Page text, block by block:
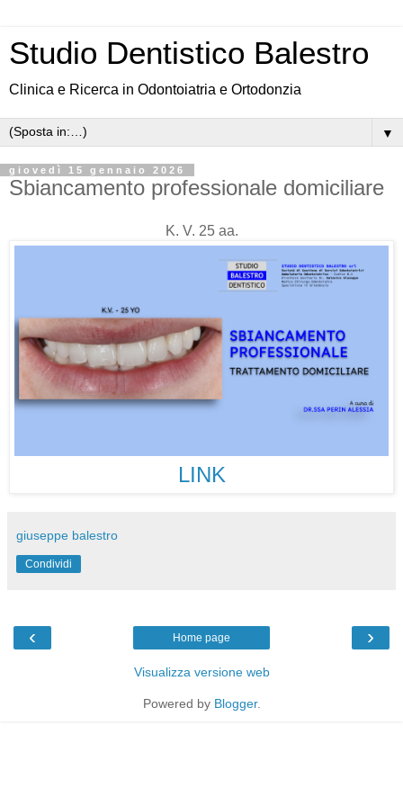
Studio Dentistico Balestro
Clinica e Ricerca in Odontoiatria e Ortodonzia
▼
giovedì 15 gennaio 2026
Sbiancamento professionale domiciliare
K. V. 25 aa.
LINK
giuseppe balestro
Condividi
‹ ›
Home page
Visualizza versione web
Powered by Blogger.